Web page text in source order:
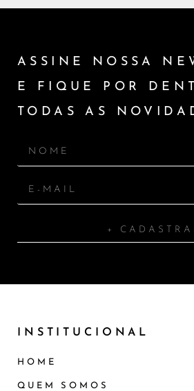
ASSINE NOSSA
E FIQUE POR
TODAS AS
+
INSTITUCIONAL
HOME
QUEM SOMOS